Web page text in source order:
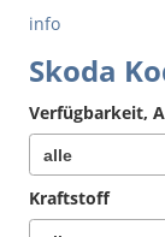
info
Skoda
Verfügbarkeit,
Kraftstoff